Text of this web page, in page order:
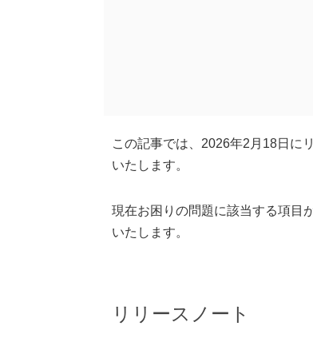
この記事では、2026年2月18日に
いたします。
現在お困りの問題に該当する項目
いたします。
リリースノート